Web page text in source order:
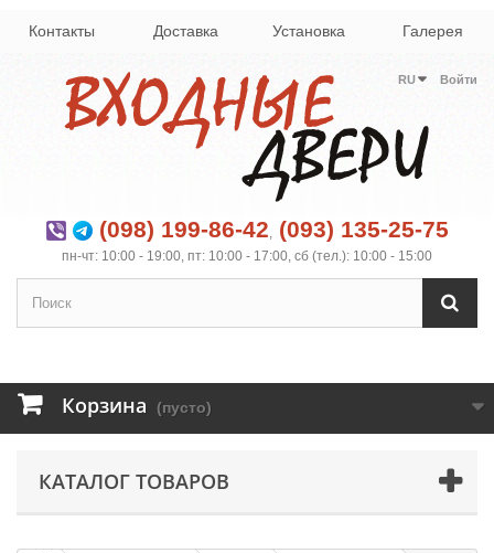
Контакты Доставка Установка Галерея
Войти
RU
(098) 199-86-42, (093) 135-25-75
пн-чт: 10:00 - 19:00, пт: 10:00 - 17:00, сб (тел.): 10:00 - 15:00
Корзина (пусто)
КАТАЛОГ ТОВАРОВ